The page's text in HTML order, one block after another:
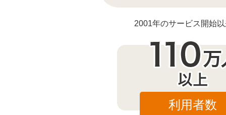
2001年のサービス開始
利用者数